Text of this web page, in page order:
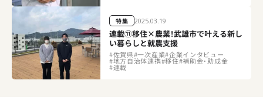
特集 2025.03.19
連載⑪移住×農業！武雄市で叶える新し
い暮らしと就農支援
#佐賀県#一次産業#企業インタビュー
#地方自治体連携#移住#補助金・助成金
#連載